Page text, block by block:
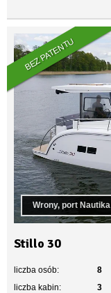
BEZ PATENTU
Wrony, port Nautika
Stillo 30
liczba osób:
8
liczba kabin:
3